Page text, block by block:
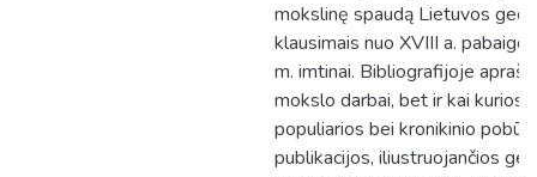
mokslinę spaudą Lietuvos
klausimais nuo XVIII a.
m. imtinai. Bibliografijoje
mokslo darbai, bet ir kai kurios
populiarios bei kronikinio
publikacijos, iliustruojančios